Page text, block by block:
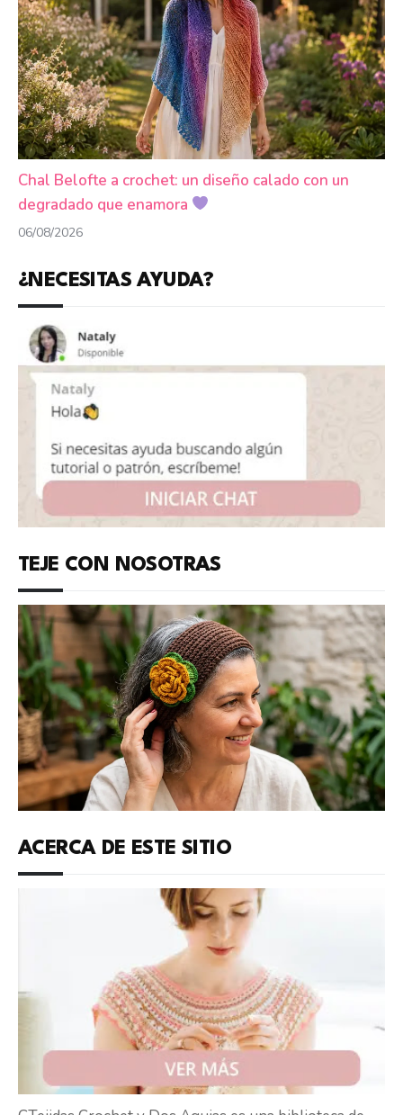
Chal Belofte a crochet: un diseño calado con un
degradado que enamora
06/08/2026
¿NECESITAS AYUDA?
TEJE CON NOSOTRAS
ACERCA DE ESTE SITIO